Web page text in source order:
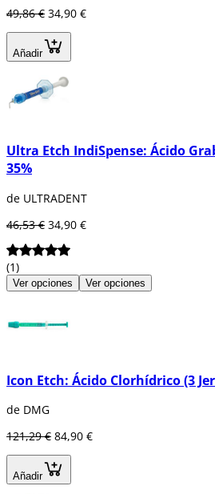
49,86 € 34,90 €
Añadir
Ultra Etch IndiSpense: Ácido
35%
de ULTRADENT
46,53 € 34,90 €
(1)
Ver opciones Ver opciones
Icon Etch: Ácido Clorhídrico (3
de DMG
121,29 € 84,90 €
Añadir